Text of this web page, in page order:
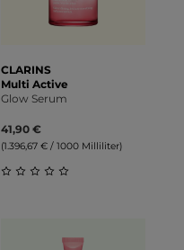
CLARINS
Multi Active
Glow Serum
41,90 €
(1.396,67 € / 1000 Milliliter)